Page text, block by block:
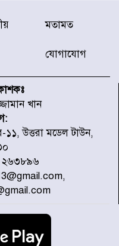
দিবস: রাষ্ট্রের
II – মং এ খেন
পর ঢাকা-ময়মনসিংহ
স্বাভাবিক
নরওয়ে ফুটবল প্রধানের
সতর্কবার্তা, ১০
মতামত
যোগাযোগ
খান
উত্তরা মডেল টাউন,